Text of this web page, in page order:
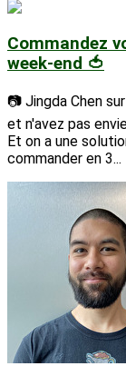
Commandez
week-end 🍅
📷 Jingda Chen
et n'avez pas
Et on a une
commander en 3...